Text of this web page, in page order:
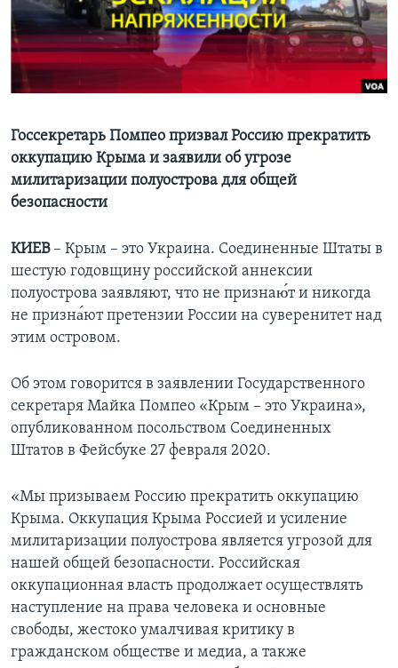
Learning English
СОЦИАЛЬНЫЕ СЕТИ
Языки
Госсекретарь Помпео призвал Россию прекратить
оккупацию Крыма и заявили об угрозе
милитаризации полуострова для общей
безопасности
КИЕВ– Крым – это Украина. Соединенные Штаты в
шестую годовщину российской аннексии
полуострова заявляют, что не признаю́т и никогда
не призна́ют претензии России на суверенитет над
этим островом.
Об этом говорится в заявлении Государственного
секретаря Майка Помпео «Крым – это Украина»,
опубликованном посольством Соединенных
Штатов в Фейсбуке 27 февраля 2020.
«Мы призываем Россию прекратить оккупацию
Крыма. Оккупация Крыма Россией и усиление
милитаризации полуострова является угрозой для
нашей общей безопасности. Российская
оккупационная власть продолжает осуществлять
наступление на права человека и основные
свободы, жестоко умалчивая критику в
гражданском обществе и медиа, а также